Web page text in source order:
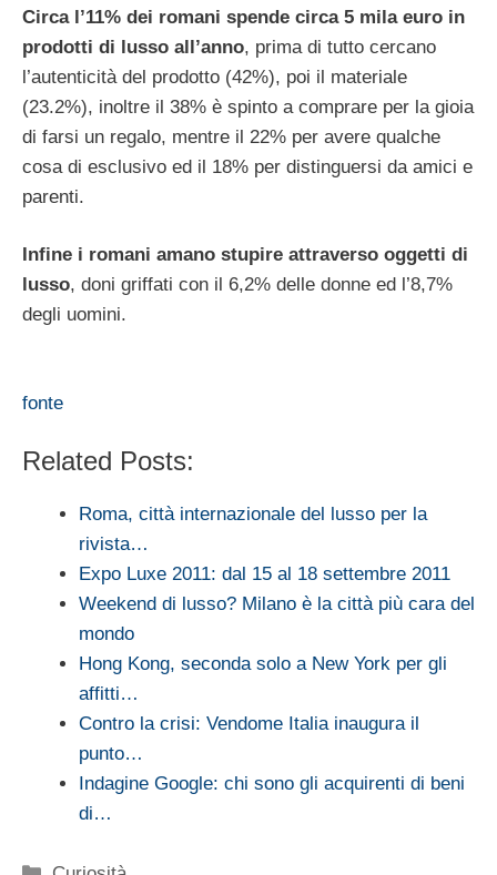
Circa l’11% dei romani spende circa 5 mila euro in
prodotti di lusso all’anno, prima di tutto cercano
l’autenticità del prodotto (42%), poi il materiale
(23.2%), inoltre il 38% è spinto a comprare per la gioia
di farsi un regalo, mentre il 22% per avere qualche
cosa di esclusivo ed il 18% per distinguersi da amici e
parenti.
Infine i romani amano stupire attraverso oggetti di
lusso, doni griffati con il 6,2% delle donne ed l’8,7%
degli uomini.
fonte
Related Posts:
Roma, città internazionale del lusso per la
rivista…
Expo Luxe 2011: dal 15 al 18 settembre 2011
Weekend di lusso? Milano è la città più cara del
mondo
Hong Kong, seconda solo a New York per gli
affitti…
Contro la crisi: Vendome Italia inaugura il
punto…
Indagine Google: chi sono gli acquirenti di beni
di…
Categorie